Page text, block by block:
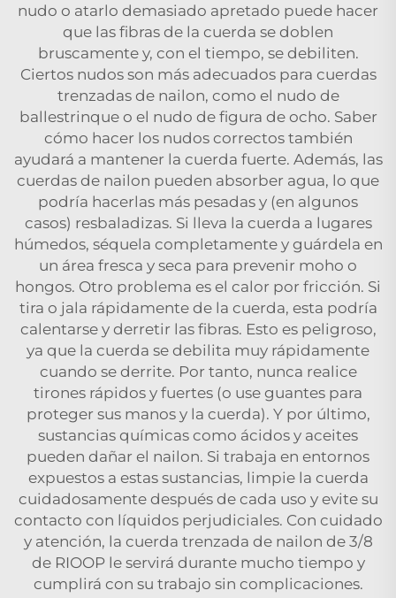
nudo o atarlo demasiado apretado puede hacer
que las fibras de la cuerda se doblen
bruscamente y, con el tiempo, se debiliten.
Ciertos nudos son más adecuados para cuerdas
trenzadas de nailon, como el nudo de
ballestrinque o el nudo de figura de ocho. Saber
cómo hacer los nudos correctos también
ayudará a mantener la cuerda fuerte. Además, las
cuerdas de nailon pueden absorber agua, lo que
podría hacerlas más pesadas y (en algunos
casos) resbaladizas. Si lleva la cuerda a lugares
húmedos, séquela completamente y guárdela en
un área fresca y seca para prevenir moho o
hongos. Otro problema es el calor por fricción. Si
tira o jala rápidamente de la cuerda, esta podría
calentarse y derretir las fibras. Esto es peligroso,
ya que la cuerda se debilita muy rápidamente
cuando se derrite. Por tanto, nunca realice
tirones rápidos y fuertes (o use guantes para
proteger sus manos y la cuerda). Y por último,
sustancias químicas como ácidos y aceites
pueden dañar el nailon. Si trabaja en entornos
expuestos a estas sustancias, limpie la cuerda
cuidadosamente después de cada uso y evite su
contacto con líquidos perjudiciales. Con cuidado
y atención, la cuerda trenzada de nailon de 3/8
de RIOOP le servirá durante mucho tiempo y
cumplirá con su trabajo sin complicaciones.